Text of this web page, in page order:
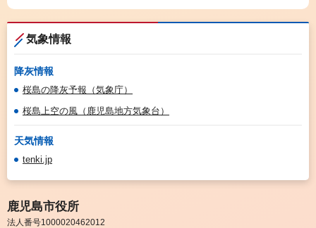
気象情報
降灰情報
桜島の降灰予報（気象庁）
桜島上空の風（鹿児島地方気象台）
天気情報
tenki.jp
鹿児島市役所
法人番号1000020462012